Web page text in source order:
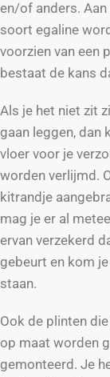
en/of anders.
soort egaline
voorzien van een
bestaat de kans
Als je het niet zit
gaan leggen, dan
vloer voor je
worden verlijmd.
kitrandje
mag je er al
ervan verzekerd
gebeurt en kom
staan.
Ook de plinten
op maat worden
gemonteerd. Je